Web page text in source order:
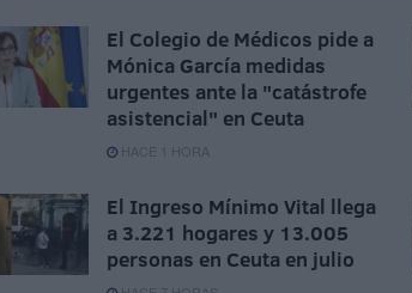
El Colegio de Médicos pide a
Mónica García medidas
urgentes ante la "catástrofe
asistencial" en Ceuta
HACE 1 HORA
El Ingreso Mínimo Vital llega
a 3.221 hogares y 13.005
personas en Ceuta en julio